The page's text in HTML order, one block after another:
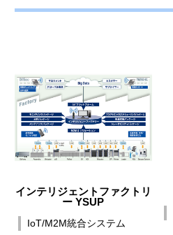
インテリジェントファクトリ
ー YSUP
IoT/M2M統合システム